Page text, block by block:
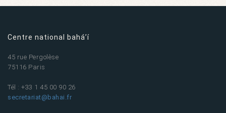
Centre national bahá’í
45 rue Pergolèse
75116 Paris
Tél : +33 1 45 00 90 26
secretariat@bahai.fr